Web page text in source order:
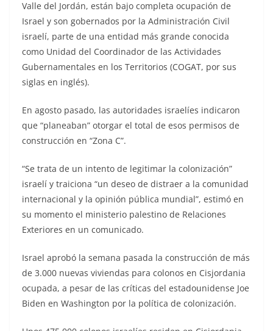
Valle del Jordán, están bajo completa ocupación de
Israel y son gobernados por la Administración Civil
israelí, parte de una entidad más grande conocida
como Unidad del Coordinador de las Actividades
Gubernamentales en los Territorios (COGAT, por sus
siglas en inglés).
En agosto pasado, las autoridades israelíes indicaron
que “planeaban” otorgar el total de esos permisos de
construcción en “Zona C”.
“Se trata de un intento de legitimar la colonización”
israelí y traiciona “un deseo de distraer a la comunidad
internacional y la opinión pública mundial”, estimó en
su momento el ministerio palestino de Relaciones
Exteriores en un comunicado.
Israel aprobó la semana pasada la construcción de más
de 3.000 nuevas viviendas para colonos en Cisjordania
ocupada, a pesar de las críticas del estadounidense Joe
Biden en Washington por la política de colonización.